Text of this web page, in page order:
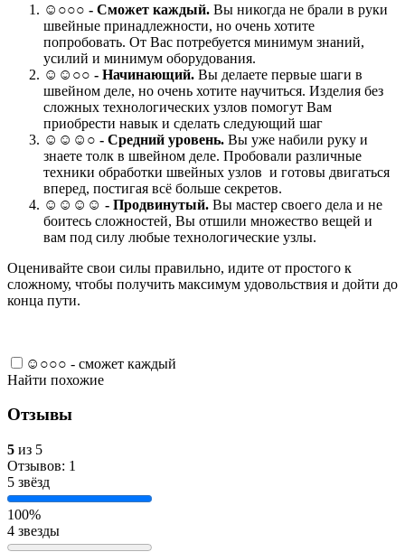
☺ ○○○ - Сможет каждый. Вы никогда не брали в руки
швейные принадлежности, но очень хотите
попробовать. От Вас потребуется минимум знаний,
усилий и минимум оборудования.
☺☺○○ - Начинающий. Вы делаете первые шаги в
швейном деле, но очень хотите научиться. Изделия без
сложных технологических узлов помогут Вам
приобрести навык и сделать следующий шаг
☺☺☺○ - Средний уровень. Вы уже набили руку и
знаете толк в швейном деле. Пробовали различные
техники обработки швейных узлов и готовы двигаться
вперед, постигая всё больше секретов.
☺☺☺☺ - Продвинутый. Вы мастер своего дела и не
боитесь сложностей, Вы отшили множество вещей и
вам под силу любые технологические узлы.
Оценивайте свои силы правильно, идите от простого к
сложному, чтобы получить максимум удовольствия и дойти до
конца пути.
☺○○○ - сможет каждый
Найти похожие
Отзывы
5 из 5
Отзывов: 1
5 звёзд
100%
4 звезды